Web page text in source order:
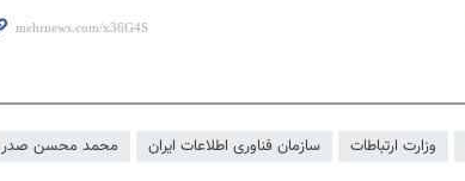
وزارت ارتباطات سازمان فناوری اطلاعات ایران
محمد محسن صدر